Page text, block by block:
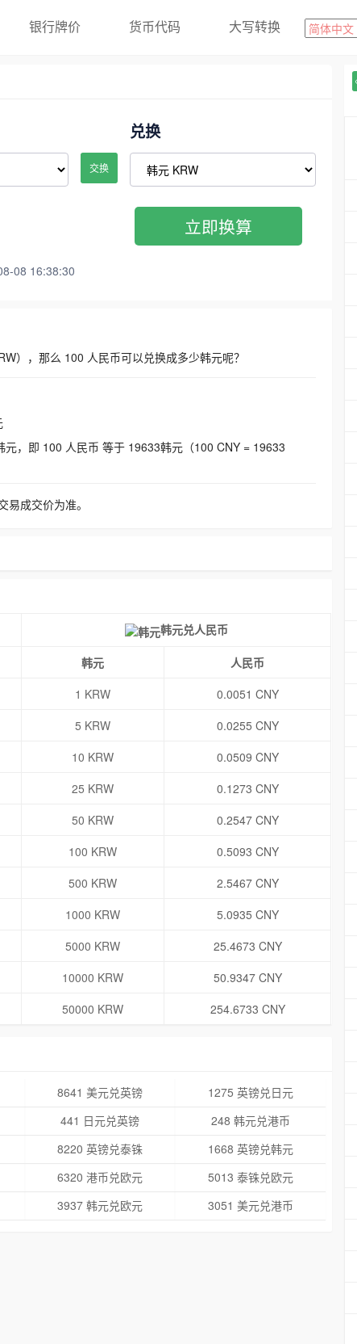
银行牌价 货币代码 大写转换
交换
兑换
08 16:38:30
立即换算
），那么 100 人民币可以兑换成多少韩元呢？
，即 100 人民币 等于 19633韩元（100 CNY = 19633
成交价为准。
韩元兑人民币
韩元
人民币
1 KRW
0.0051 CNY
5 KRW
0.0255 CNY
10 KRW
0.0509 CNY
25 KRW
0.1273 CNY
50 KRW
0.2547 CNY
100 KRW
0.5093 CNY
500 KRW
2.5467 CNY
1000 KRW
5.0935 CNY
5000 KRW
25.4673 CNY
10000 KRW
50.9347 CNY
50000 KRW 254.6733 CNY
8641 美元兑英镑
1275 英镑兑日元
441 日元兑英镑
248 韩元兑港币
8220 英镑兑泰铢
1668 英镑兑韩元
6320 港币兑欧元
5013 泰铢兑欧元
3937 韩元兑欧元 3051 美元兑港币